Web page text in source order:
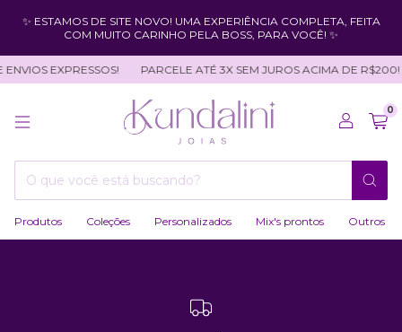
✨ ESTAMOS DE SITE NOVO! UMA EXPERIÊNCIA COMPLETA, FEITA
COM MUITO CARINHO PELA BOSS, PARA VOCÊ! ✨
EXPRESSOS! PARCELE ATÉ 3X SEM JUROS ACIMA DE R$200!
0
Produtos Coleções Personalizados Mix's prontos Outros